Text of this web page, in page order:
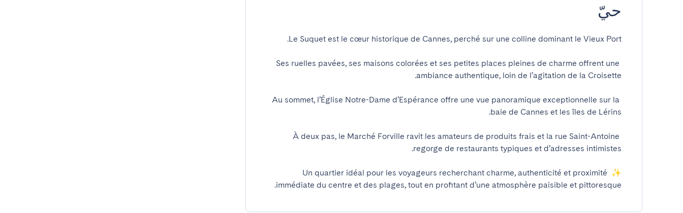
حيّ
Ses ruelles pavées, ses maisons colorées et ses petites places pleines de charme offrent une
Au sommet, l’Église Notre-Dame d’Espérance offre une vue panoramique exceptionnelle sur la
À deux pas, le Marché Forville ravit les amateurs de produits frais et la rue Saint-Antoine
✨ Un quartier idéal pour les voyageurs recherchant charme, authenticité et proximité
immédiate du centre et des plages, tout en profitant d’une atmosphère paisible et pittoresque.